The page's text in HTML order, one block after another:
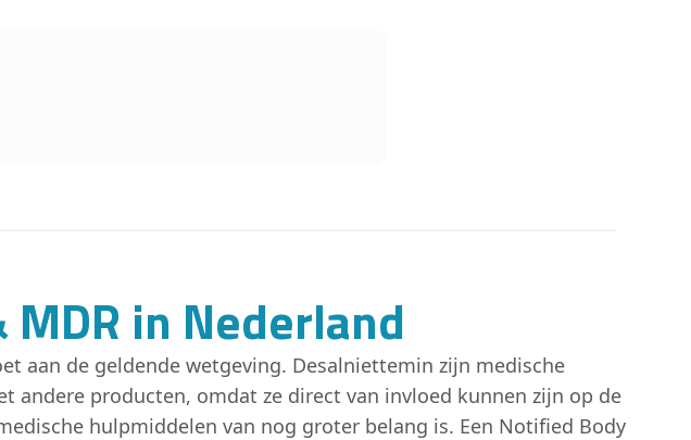
in Nederland
aan de geldende wetgeving. Desalniettemin zijn medische
producten, omdat ze direct van invloed kunnen zijn op de
hulpmiddelen van nog groter belang is. Een Notified Body